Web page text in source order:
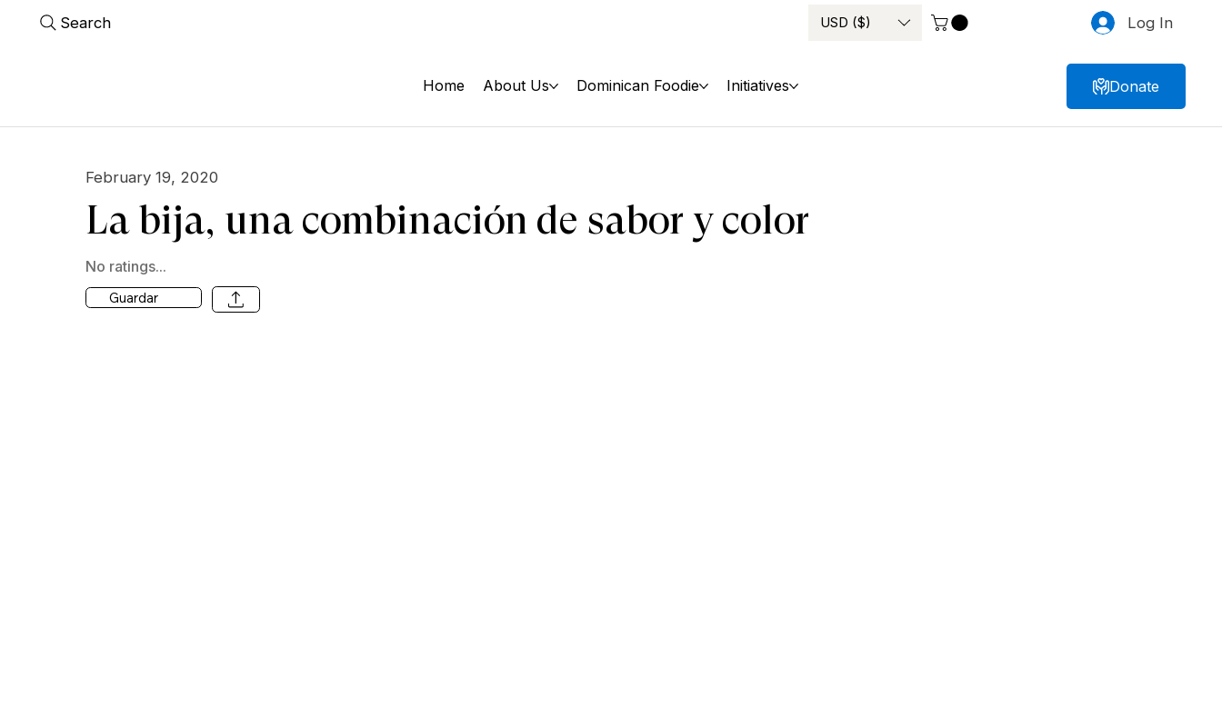
Search USD ($) Log In
Home About Us Dominican Foodie Initiatives Donate
February 19, 2020
La bija, una combinación de sabor y color
No ratings...
Guardar